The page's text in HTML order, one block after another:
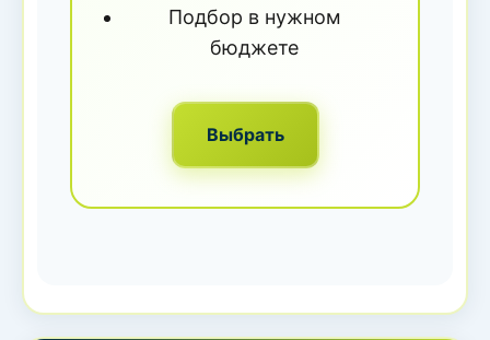
Подбор в нужном
бюджете
Выбрать